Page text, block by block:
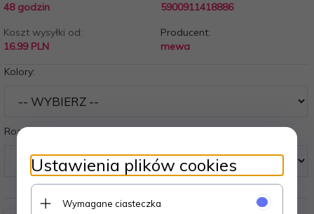
48 godzin
5900911418886
Koszt wysyłki od:
16.99 PLN
Producent:
mewa
Kolory:
Rozmiary:
Ustawienia plików cookies
Wymagane ciasteczka